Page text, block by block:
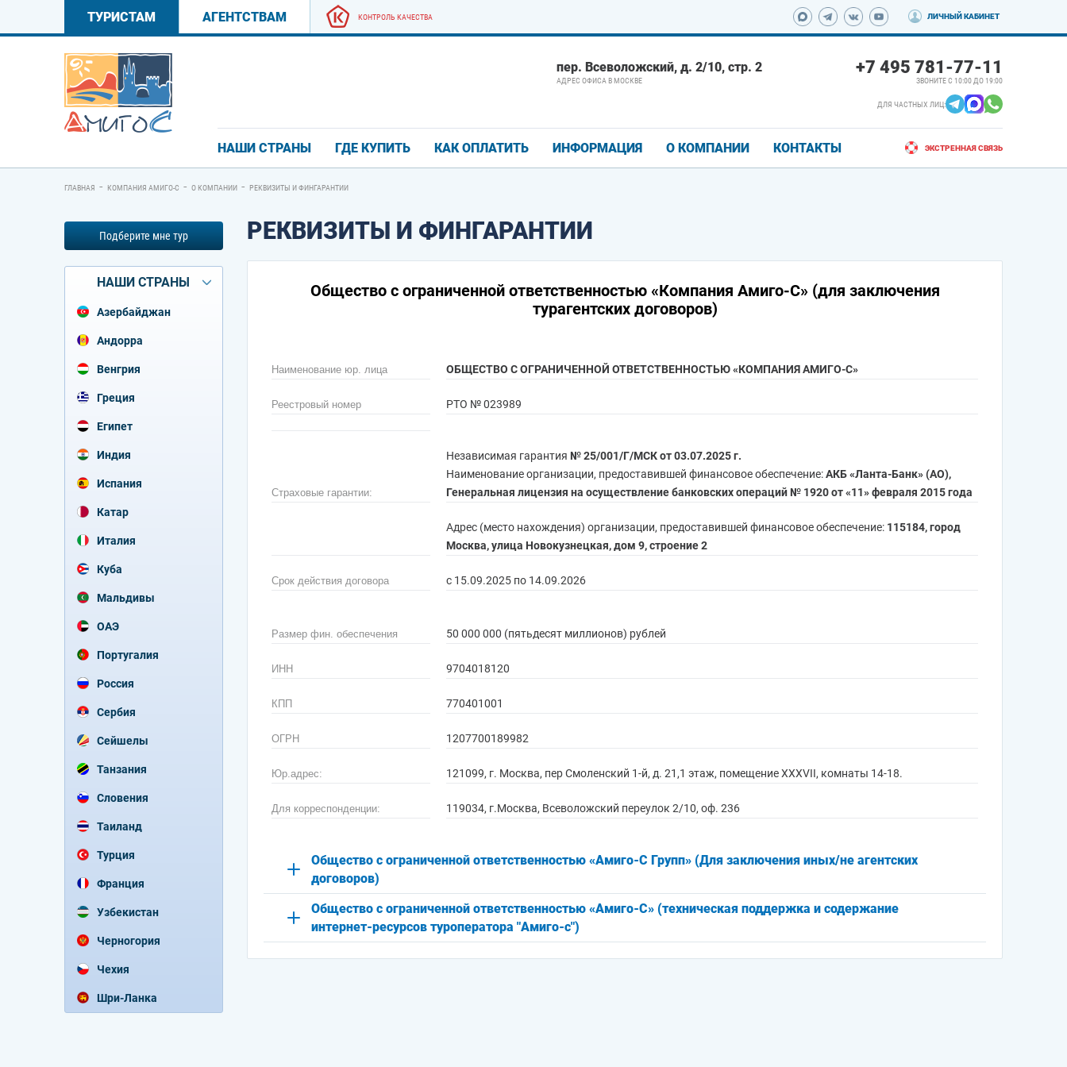
ТУРИСТАМ АГЕНТСТВАМ КОНТРОЛЬ КАЧЕСТВА ЛИЧНЫЙ КАБИНЕТ
пер. Всеволожский, д. 2/10, стр. 2
АДРЕС ОФИСА В МОСКВЕ
+7 495 781-77-11
ЗВОНИТЕ С 10:00 ДО 19:00
ДЛЯ ЧАСТНЫХ ЛИЦ:
НАШИ СТРАНЫ ГДЕ КУПИТЬ КАК ОПЛАТИТЬ ИНФОРМАЦИЯ О КОМПАНИИ КОНТАКТЫ ЭКСТРЕННАЯ СВЯЗЬ
ГЛАВНАЯ - КОМПАНИЯ АМИГО-С - О КОМПАНИИ - РЕКВИЗИТЫ И ФИНГАРАНТИИ
Подберите мне тур
НАШИ СТРАНЫ
Азербайджан
Андорра
Венгрия
Греция
Египет
Индия
Испания
Катар
Италия
Куба
Мальдивы
ОАЭ
Португалия
Россия
Сербия
Сейшелы
Танзания
Словения
Таиланд
Турция
Франция
Узбекистан
Черногория
Чехия
Шри-Ланка
РЕКВИЗИТЫ И ФИНГАРАНТИИ
Общество с ограниченной ответственностью «Компания Амиго-С» (для заключения
турагентских договоров)
Наименование юр. лица ОБЩЕСТВО С ОГРАНИЧЕННОЙ ОТВЕТСТВЕННОСТЬЮ «КОМПАНИЯ АМИГО-С»
Реестровый номер РТО № 023989
Страховые гарантии:
Независимая гарантия № 25/001/Г/МСК от 03.07.2025 г.
Наименование организации, предоставившей финансовое обеспечение:АКБ «Ланта-Банк» (АО),
Генеральная лицензия на осуществление банковских операций № 1920 от «11» февраля 2015 года
Адрес (место нахождения) организации, предоставившей финансовое обеспечение: 115184, город
Москва, улица Новокузнецкая, дом 9, строение 2
Срок действия договора с 15.09.2025 по 14.09.2026
Размер фин. обеспечения 50 000 000 (пятьдесят миллионов) рублей
ИНН 9704018120
КПП 770401001
ОГРН 1207700189982
Юр.адрес: 121099, г. Москва, пер Смоленский 1-й, д. 21,1 этаж, помещение XXXVII, комнаты 14-18.
Для корреспонденции: 119034, г.Москва, Всеволожский переулок 2/10, оф. 236
Общество с ограниченной ответственностью «Амиго-С Групп» (Для заключения иных/не агентских
договоров)
Общество с ограниченной ответственностью «Амиго-С» (техническая поддержка и содержание
интернет-ресурсов туроператора "Амиго-с")